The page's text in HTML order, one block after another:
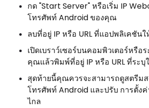
กด "Start Server" หรือเริ่ม IP
โทรศัพท์ Android ของคุณ
ลบที่อยู่ IP หรือ URL ที่แอปพลิเคชันใ
เปิดเบราว์เซอร์บนคอมพิวเตอร์หรือ
คุณแล้วพิมพ์ที่อยู่ IP หรือ URL ที่ระบุ
สุดท้ายนี้คุณควรจะสามารถดูสตรีม
โทรศัพท์ Android และปรับ การตั้งค่
ไกล